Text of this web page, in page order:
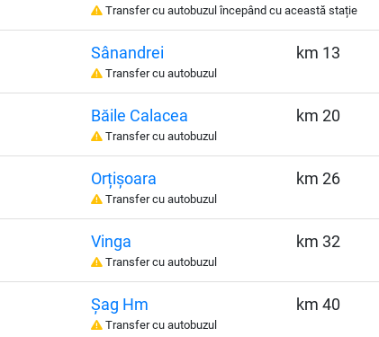
Transfer cu autobuzul începând cu această stație
Sânandrei km 13
Transfer cu autobuzul
Băile Calacea km 20
Transfer cu autobuzul
Orțișoara km 26
Transfer cu autobuzul
Vinga km 32
Transfer cu autobuzul
Șag Hm km 40
Transfer cu autobuzul